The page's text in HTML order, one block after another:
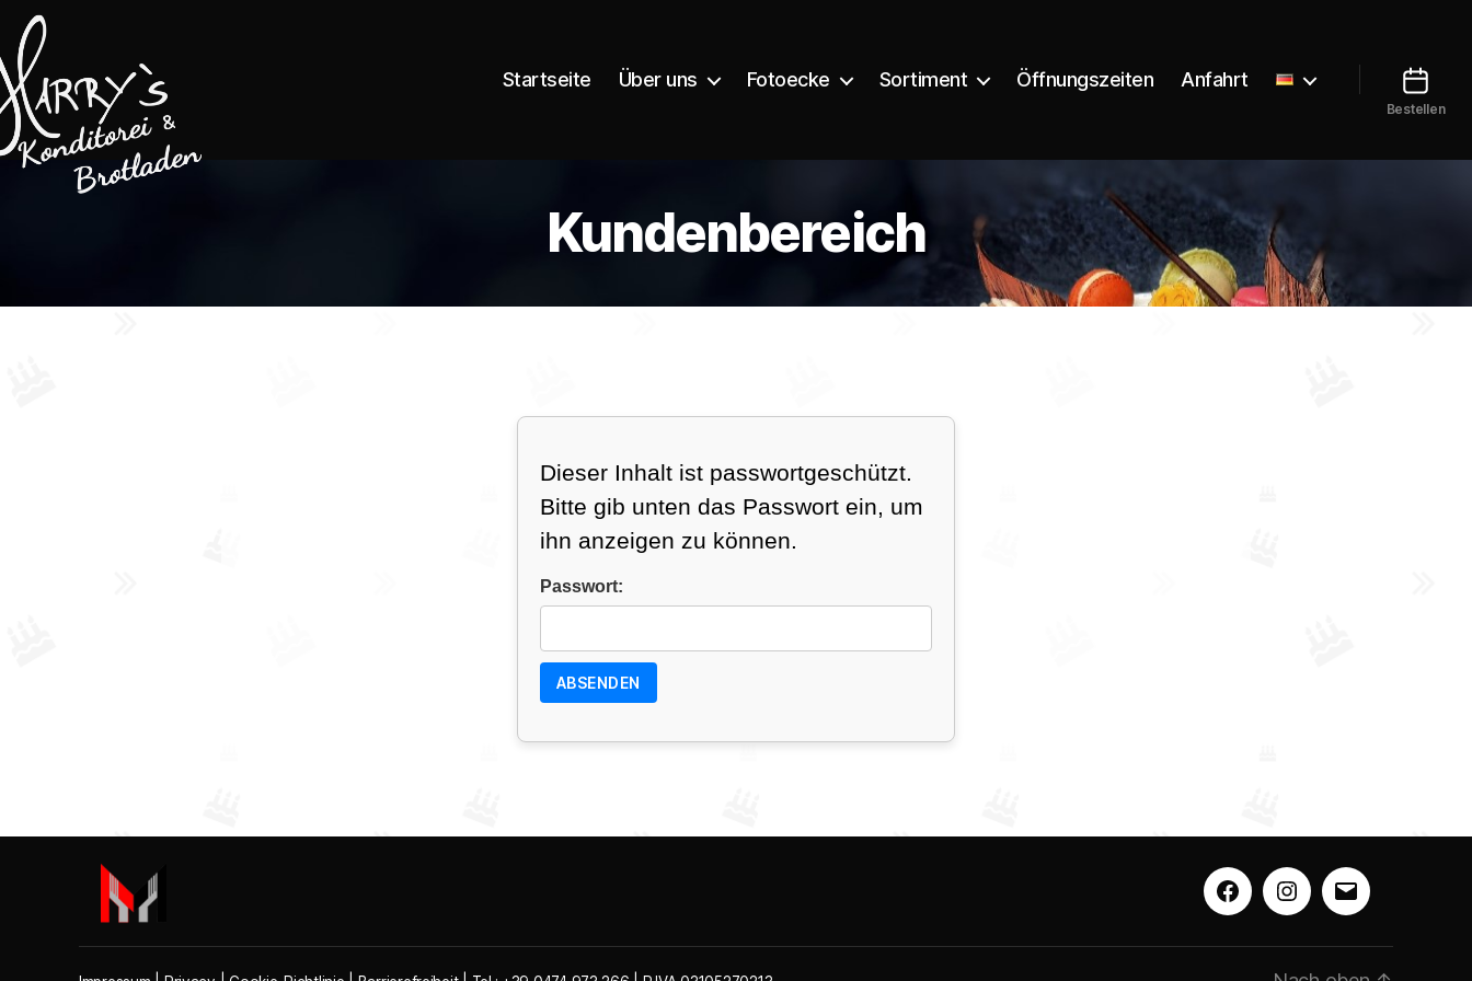
Harrys
Konditorei
Startseite Über uns Fotoecke Sortiment Öffnungszeiten Anfahrt
Bestellen
Kundenbereich
Dieser Inhalt ist passwortgeschützt.
Bitte gib unten das Passwort ein, um
ihn anzeigen zu können.
Passwort:
FacebookInstagram
E-